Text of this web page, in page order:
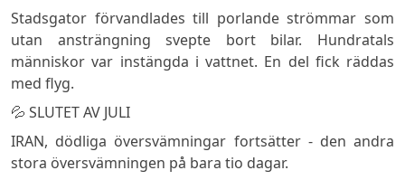
Stadsgator förvandlades till porlande strömmar som
utan ansträngning svepte bort bilar. Hundratals
människor var instängda i vattnet. En del fick räddas
med flyg.
💦 SLUTET AV JULI
IRAN, dödliga översvämningar fortsätter - den andra
stora översvämningen på bara tio dagar.